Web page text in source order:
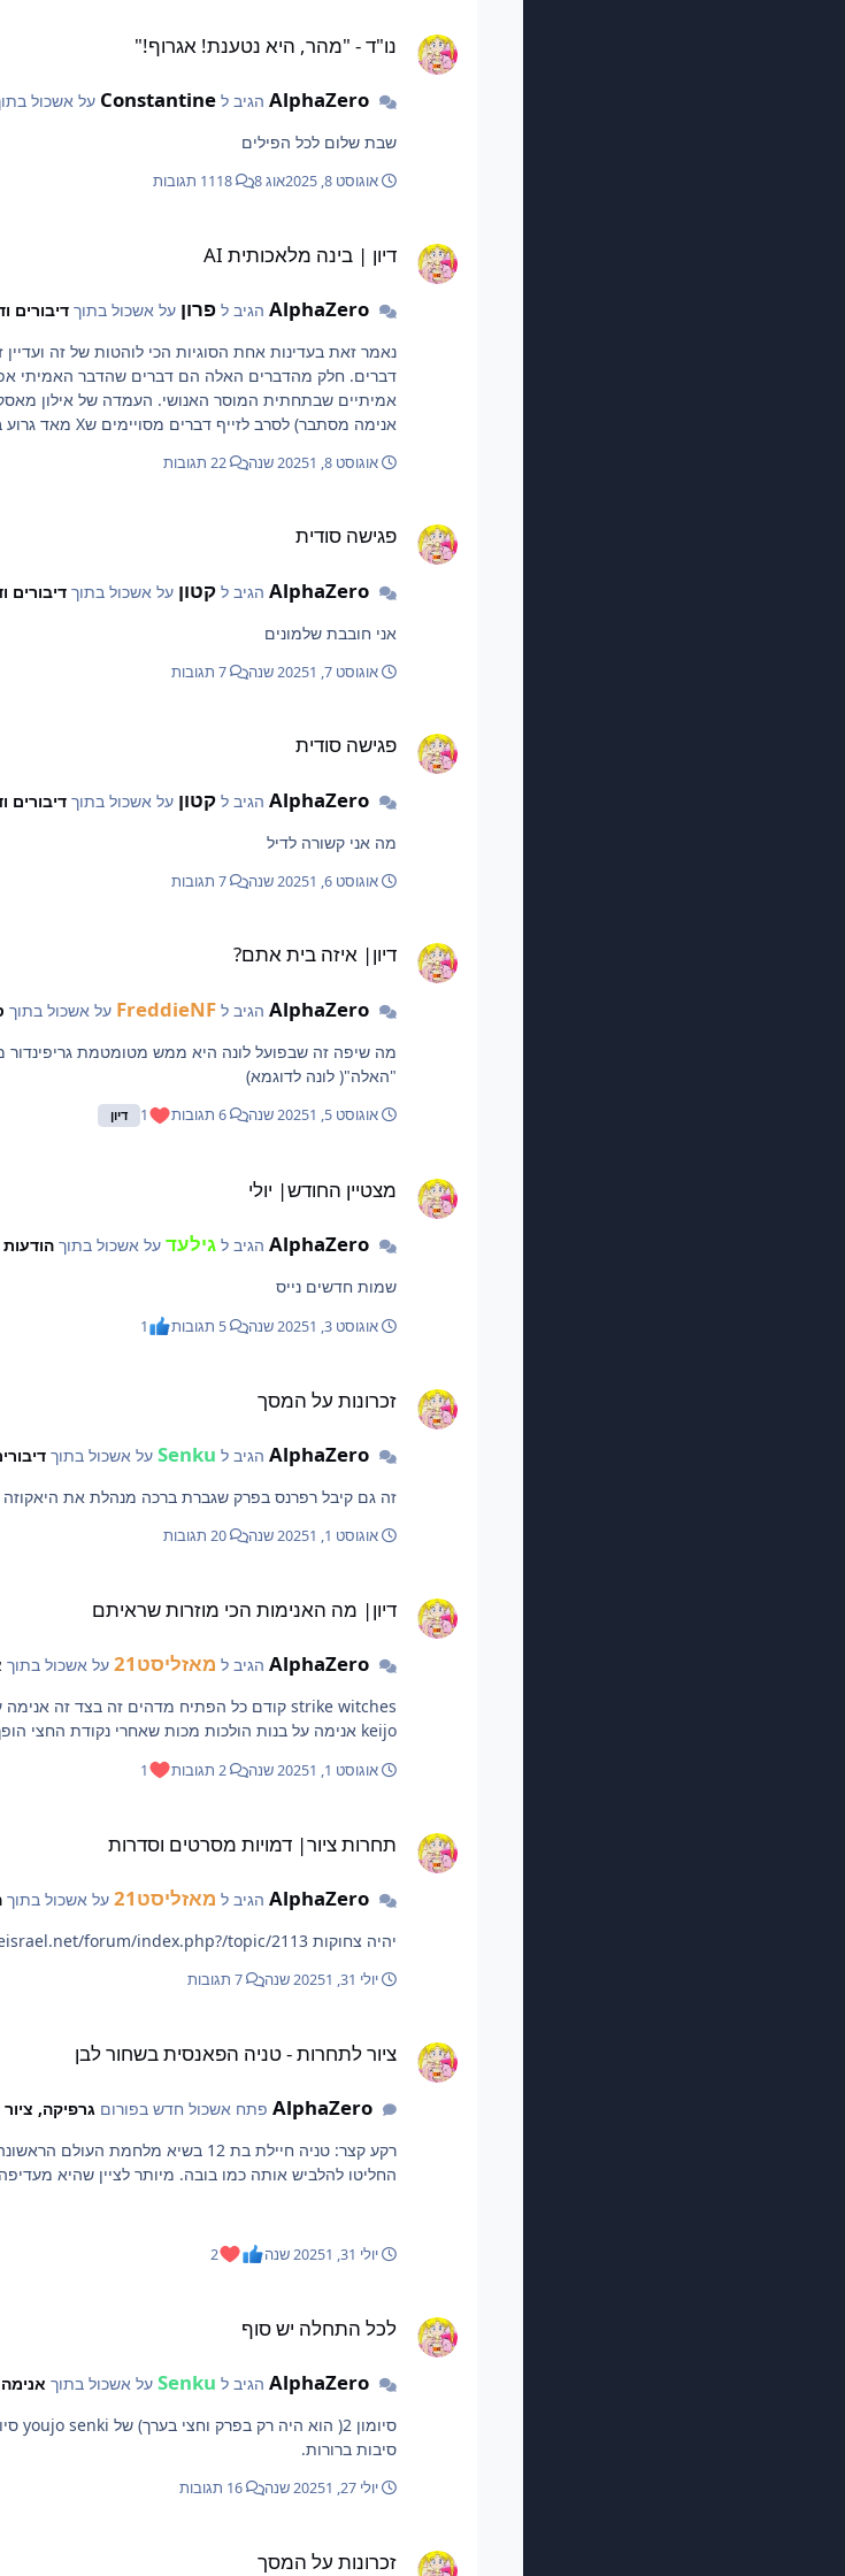
נו"ד - "מהר, היא נטענת! אגרוף!"
AlphaZeroהגיב ל Constantine על אשכול
שבת שלום לכל הפילים
אוגוסט 8, 2025 אוג 8
דיון | בינה מלאכותית AI
AlphaZeroהגיב ל פרון על אשכול בתוך דיבורים
נאמר זאת בעדינות אחת הסוגיות הכי
דברים. חלק מהדברים האלה הם דברים שהדבר האמיתי
אנימה מסתבר) לסרב לזייף דברים מסויימים שX מאד גרוע בלעשות פעולות נגד הדבר האמיתי.
אוגוסט 8, 2025 1 שנה
פגישה סודית
AlphaZeroהגיב ל קטון על אשכול בתוך דיבורים
אני חובבת שלמונים
אוגוסט 7, 2025 1 שנה
פגישה סודית
AlphaZeroהגיב ל קטון על אשכול בתוך דיבורים
מה אני קשורה לדיל
אוגוסט 6, 2025 1 שנה
דיון| איזה בית אתם?
AlphaZeroהגיב ל FreddieNF על אשכול בתוך
"האלה"( לונה לדוגמא)
אוגוסט 5, 2025 1 שנה 1 דיון
מצטיין החודש| יולי
AlphaZeroהגיב ל גילעדעל אשכול בתוך
שמות חדשים נייס
אוגוסט 3, 2025 1 שנה 1
זכרונות על המסך
AlphaZeroהגיב ל Senkuעל אשכול בתוך
זה גם קיבל רפרנס בפרק שגברת ברכה מנהלת את היאקוזה
אוגוסט 1, 2025 1 שנה
דיון| מה האנימות הכי מוזרות שראיתם
AlphaZeroהגיב ל מאזליסט21 על אשכול בתוך
keijo אנימה על בנות הולכות מכות שאחרי נקודת החצי הופך לבנות הולכות מכות עם מהלכים מיוגיהו (זה לא איסיקאי או קסם)
אוגוסט 1, 2025 1 שנה 1
תחרות ציור| דמויות מסרטים וסדרות
AlphaZeroהגיב ל מאזליסט21 על אשכול בתוך
יהיה צחוקות https://www.pokeisrael.net/forum/index.php?/topic/2113-ציור-לתחרות-טניה-הפאנסית-בשחור-לבן/
יולי 31, 2025 1 שנה
ציור לתחרות - טניה הפאנסית בשחור לבן
AlphaZeroפתח אשכול חדש בפורום גרפיקה, ציור
רקע קצר: טניה חיילת בת 12 בשיא
החליטו להלביש אותה כמו בובה. מיותר לציין שהיא
יולי 31, 2025 1 שנה 2
לכל התחלה יש סוף
AlphaZeroהגיב ל Senkuעל אשכול בתוך
סיבות ברורות.
יולי 27, 2025 1 שנה
זכרונות על המסך